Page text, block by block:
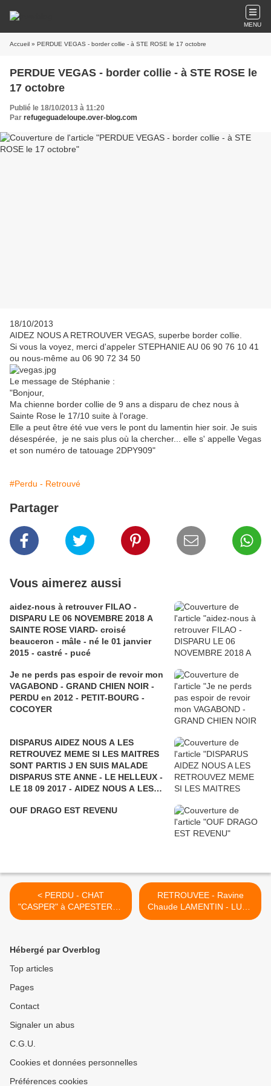
MENU
Accueil » PERDUE VEGAS - border collie - à STE ROSE le 17 octobre
PERDUE VEGAS - border collie - à STE ROSE le
17 octobre
Publié le 18/10/2013 à 11:20
Par refugeguadeloupe.over-blog.com
18/10/2013
AIDEZ NOUS A RETROUVER VEGAS, superbe border collie.
Si vous la voyez, merci d'appeler STEPHANIE AU 06 90 76 10 41
ou nous-même au 06 90 72 34 50
Le message de Stéphanie :
"Bonjour,
Ma chienne border collie de 9 ans a disparu de chez nous à
Sainte Rose le 17/10 suite à l'orage.
Elle a peut être été vue vers le pont du lamentin hier soir. Je suis
désespérée, je ne sais plus où la chercher... elle s' appelle Vegas
et son numéro de tatouage 2DPY909"
#Perdu - Retrouvé
Partager
Vous aimerez aussi
aidez-nous à retrouver FILAO -
DISPARU LE 06 NOVEMBRE 2018 A
SAINTE ROSE VIARD- croisé
beauceron - mâle - né le 01 janvier
2015 - castré - pucé
Je ne perds pas espoir de revoir mon
VAGABOND - GRAND CHIEN NOIR -
PERDU en 2012 - PETIT-BOURG -
COCOYER
DISPARUS AIDEZ NOUS A LES
RETROUVEZ MEME SI LES MAITRES
SONT PARTIS J EN SUIS MALADE
DISPARUS STE ANNE - LE HELLEUX -
LE 18 09 2017 - AIDEZ NOUS A LES
OUF DRAGO EST REVENU
< PERDU - CHAT
"CASPER" à CAPESTERRE
BE
RETROUVEE - Ravine
Chaude LAMENTIN - LULU
- croisée berger sable de
Hébergé par Overblog
Top articles
Pages
Contact
Signaler un abus
C.G.U.
Cookies et données personnelles
Préférences cookies